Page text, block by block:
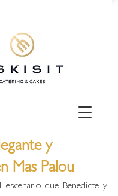
y
Mas Palou
escenario que Benedicte y